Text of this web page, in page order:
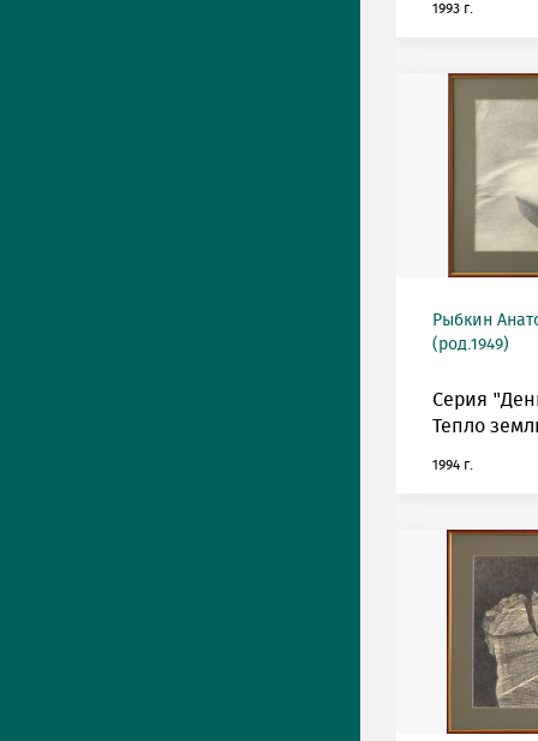
1993 г.
Рыбкин
(род.1949)
Серия
Тепло
1994 г.